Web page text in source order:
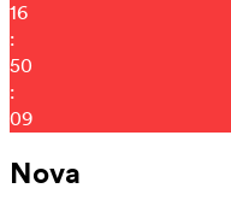
16
:
50
:
01
Nova